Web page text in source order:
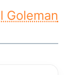
Goleman